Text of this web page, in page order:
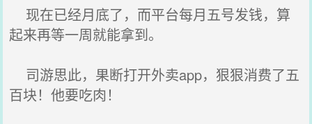
现在已经月底了，而平台每月五号发钱，算
起来再等一周就能拿到。
司游思此，果断打开外卖app，狠狠消费了五
百块！他要吃肉！